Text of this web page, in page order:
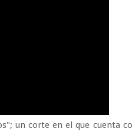
un corte en el que cuenta